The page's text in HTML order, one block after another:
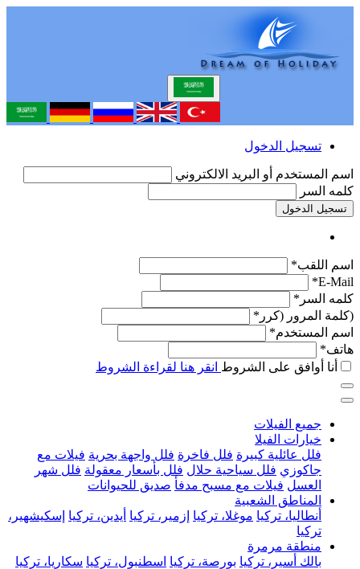
تسجيل الدخول
اسم المستخدم أو البريد الالكتروني
كلمه السر
تسجيل الدخول
اسم اللقب*
E-Mail*
كلمه السر*
(كلمة المرور (كرر*
اسم المستخدم*
هاتف*
أنا أوافق على الشروط انقر هنا لقراءة الشروط
جميع الفيلات
خيارات الفيلا
فلل عائلية كبيرة فلل فاخرة فلل واجهة بحرية فيلات مع
جاكوزي فلل سياحية حلال فلل بأسعار معقولة فلل شهر
العسل فيلات مع مسبح مدفأ صديق للحيوانات
المناطق الشعبية
أنطاليا، تركيا موغلا، تركيا إزمير، تركيا أيدين، تركيا إسكيشهير،
تركيا
منطقة مرمرة
بالك أسير، تركيا بورصة، تركيا اسطنبول، تركيا سكاريا، تركيا